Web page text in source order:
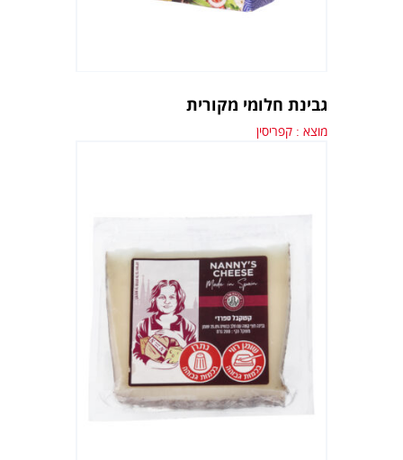
גבינת חלומי מקורית
מוצא : קפריסין